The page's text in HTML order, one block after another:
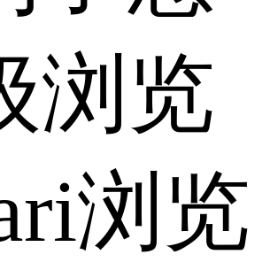
浏览
浏览